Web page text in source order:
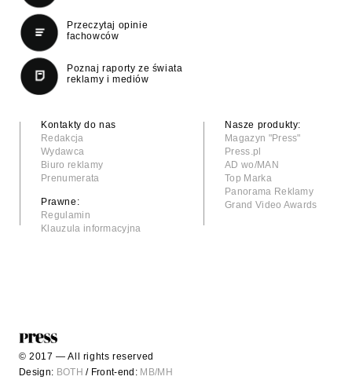
Przeczytaj opinie
fachowców
Poznaj raporty ze świata
reklamy i mediów
Kontakty do nas
Redakcja
Wydawca
Biuro reklamy
Prenumerata
Prawne:
Regulamin
Klauzula informacyjna
Nasze produkty:
Magazyn "Press"
Press.pl
AD wo/MAN
Top Marka
Panorama Reklamy
Grand Video Awards
Design: BOTH / Front-end: MB/MH
© 2017 — All rights reserved